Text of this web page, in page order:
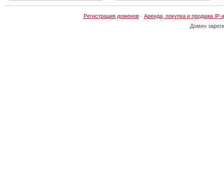
Регистрация доменов· Аренда, покупка и продажа IP-
Домен